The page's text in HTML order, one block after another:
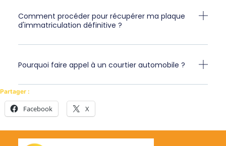
Comment procéder pour récupérer ma plaque
d'immatriculation définitive ?
Pourquoi faire appel à un courtier automobile ?
Partager :
Facebook X